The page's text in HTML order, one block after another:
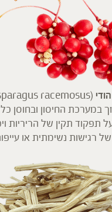
במערכת החיסון ובחוסן
תפקוד תקין של הריריות
רגישות נשימתית או